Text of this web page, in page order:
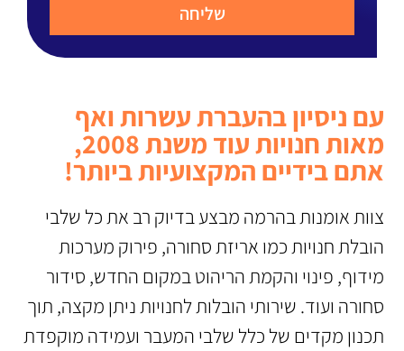
שליחה
עם ניסיון בהעברת עשרות ואף
מאות חנויות עוד משנת 2008,
אתם בידיים המקצועיות ביותר!
צוות אומנות בהרמה מבצע בדיוק רב את כל שלבי
הובלת חנויות כמו אריזת סחורה, פירוק מערכות
מידוף, פינוי והקמת הריהוט במקום החדש, סידור
סחורה ועוד. שירותי הובלות לחנויות ניתן מקצה, תוך
תכנון מקדים של כלל שלבי המעבר ועמידה מוקפדת